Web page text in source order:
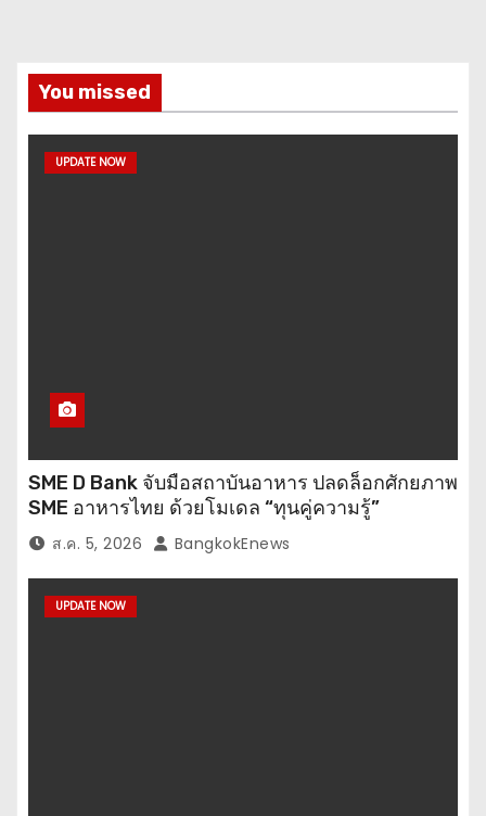
You missed
UPDATE NOW
SME D Bank จับมือสถาบันอาหาร ปลดล็อกศักยภาพ
SME อาหารไทย ด้วยโมเดล “ทุนคู่ความรู้”
ส.ค. 5, 2026 BangkokEnews
UPDATE NOW